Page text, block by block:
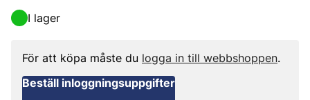
I lager
För att köpa måste du logga in till webbshoppen.
Beställ inloggningsuppgifter